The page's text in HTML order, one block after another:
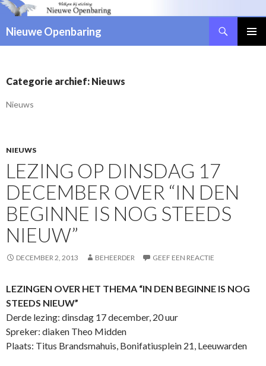
Nieuwe Openbaring
SPRINGEN
Categorie archief: Nieuws
Nieuws
NIEUWS
LEZING OP DINSDAG 17
DECEMBER OVER “IN DEN
BEGINNE IS NOG STEEDS
NIEUW”
DECEMBER 2, 2013 BEHEERDER GEEF EEN REACTIE
LEZINGEN OVER HET THEMA “IN DEN BEGINNE IS NOG
STEEDS NIEUW”
Derde lezing: dinsdag 17 december, 20 uur
Spreker: diaken Theo Midden
Plaats: Titus Brandsmahuis, Bonifatiusplein 21, Leeuwarden